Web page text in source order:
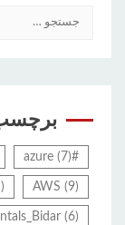
(7)
AWS(9)
(6)